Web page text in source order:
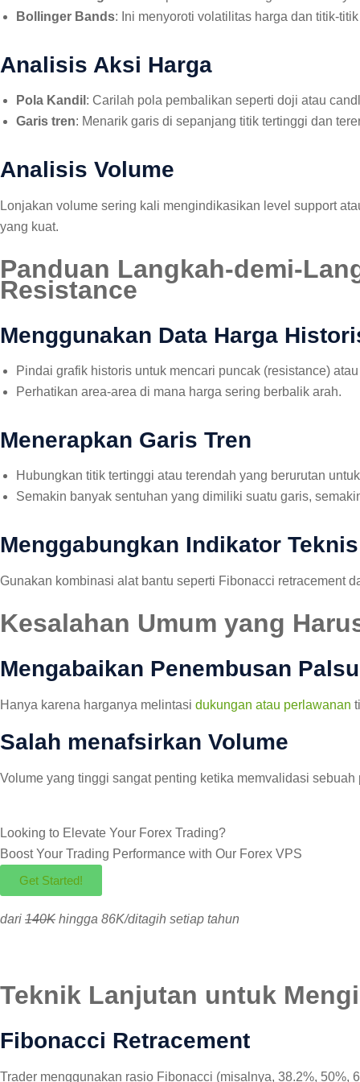
Bollinger Bands: Ini menyoroti volatilitas harga dan titik-
Analisis Aksi Harga
Pola Kandil : Carilah pola pembalikan seperti doji atau
Garis tren: Menarik garis di sepanjang titik tertinggi dan
Analisis Volume
Lonjakan volume sering kali mengindikasikan level support
yang kuat.
Panduan Langkah-demi-
Resistance
Menggunakan Data Harga
Pindai grafik historis untuk mencari puncak (resistance)
Perhatikan area-area di mana harga sering berbalik arah.
Menerapkan Garis Tren
Hubungkan titik tertinggi atau terendah yang berurutan
Semakin banyak sentuhan yang dimiliki suatu garis,
Menggabungkan Indikator Teknis
Gunakan kombinasi alat bantu seperti Fibonacci retracement
Kesalahan Umum yang
Mengabaikan Penembusan Palsu
Hanya karena harganya melintasi dukungan atau perlawanan
Salah menafsirkan Volume
Volume yang tinggi sangat penting ketika memvalidasi
Looking to Elevate Your Forex Trading?
Boost Your Trading Performance with Our Forex VPS
Get Started!
dari 140K hingga 86K/ditagih setiap tahun
Teknik Lanjutan untuk
Fibonacci Retracement
Trader menggunakan rasio Fibonacci (misalnya, 38.2%,